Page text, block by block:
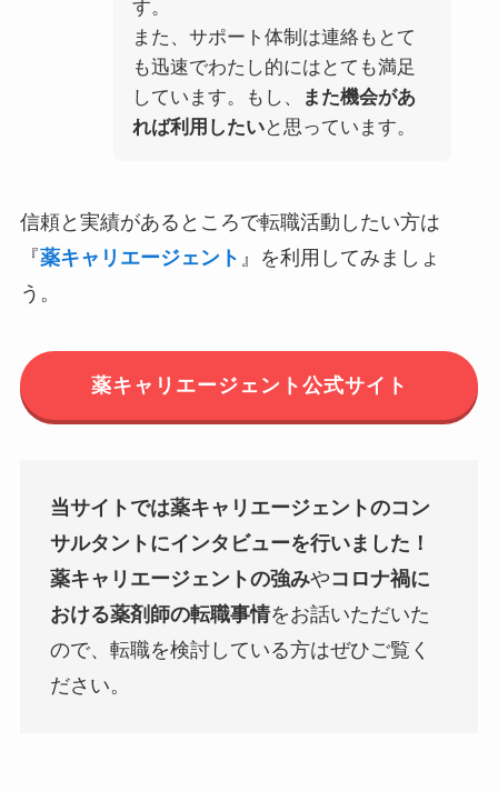
す。
また、サポート体制は連絡もとて
も迅速でわたし的にはとても満足
しています。もし、
また機会があ
れば利用したいと思っています。
信頼と実績があるところで転職活動したい方は
『薬キャリエージェント 』を利用してみましょ
う。
薬キャリエージェント公式サイト
当サイトでは薬キャリエージェントのコン
サルタントにインタビューを行いました！
薬キャリエージェントの強みやコロナ禍に
おける薬剤師の転職事情をお話いただいた
ので、転職を検討している方はぜひご覧く
ださい。